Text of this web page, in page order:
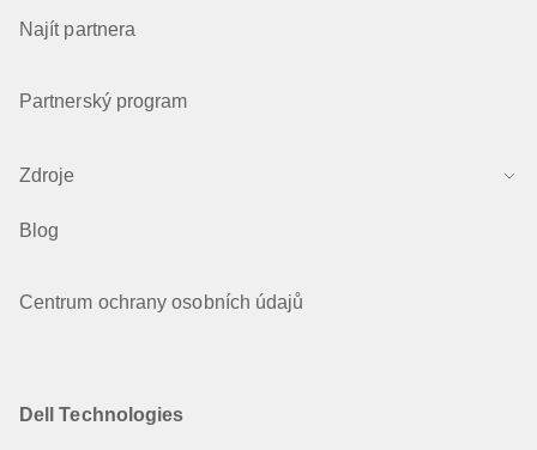
Najít partnera
Partnerský program
Zdroje
Blog
Centrum ochrany osobních údajů
Dell Technologies